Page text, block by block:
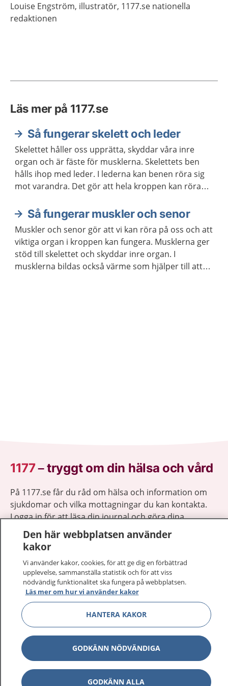
Louise Engström, illustratör, 1177.se nationella
redaktionen
Läs mer på 1177.se
Så fungerar skelett och leder
Skelettet håller oss upprätta, skyddar våra inre
organ och är fäste för musklerna. Skelettets ben
hålls ihop med leder. I lederna kan benen röra sig
mot varandra. Det gör att hela kroppen kan röra
Så fungerar muskler och senor
Muskler och senor gör att vi kan röra på oss och att
viktiga organ i kroppen kan fungera. Musklerna ger
stöd till skelettet och skyddar inre organ. I
musklerna bildas också värme som hjälper till att
1177–tryggt om din hälsa och vård
På 1177.se får du råd om hälsa och information om
sjukdomar och vilka mottagningar du kan kontakta.
Logga in för att läsa din journal och göra dina
vårdärenden. Ring telefonnummer 1177 för
sjukvårdsrådgivning dygnet runt.
1177 ger dig råd när du vill må bättre.
1177 på flera språk Visa
Om 1177 Visa
Kontakt Visa
Den här webbplatsen använder
kakor
Vi använder kakor, cookies, för att ge dig en förbättrad
upplevelse, sammanställa statistik och för att viss
nödvändig funktionalitet ska fungera på webbplatsen.
Läs mer om hur vi använder kakor
HANTERA KAKOR
GODKÄNN NÖDVÄNDIGA
GODKÄNN ALLA